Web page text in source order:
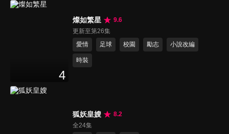
4
燦如繁星
9.6
更新至第26集
愛情
足球 校園 勵志 小說改編
時裝
狐妖皇嫂
8.2
全24集